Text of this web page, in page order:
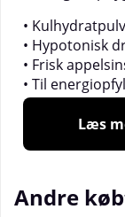
•
• Hypotonisk
• Frisk
• Til
konkurrence
det muligt at
lav osmolalitet
Læs
Andre